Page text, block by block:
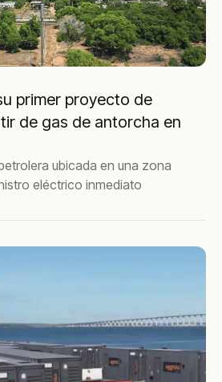
primer proyecto de
de gas de antorcha en
ubicada en una zona
eléctrico inmediato